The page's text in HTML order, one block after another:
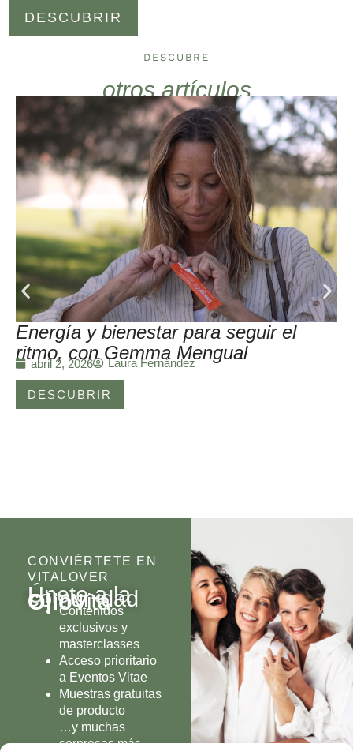
DESCUBRIR
DESCUBRE
otros artículos
Energía y bienestar para seguir el
ritmo, con Gemma Mengual
abril 2, 2026 Laura Fernández
DESCUBRIR
CONVIÉRTETE EN
VITALOVER
Únete a la
comunidad
OlioVita
Contenidos
exclusivos y
masterclasses
Acceso prioritario
a Eventos Vitae
Muestras gratuitas
de producto
…y muchas
sorpresas más